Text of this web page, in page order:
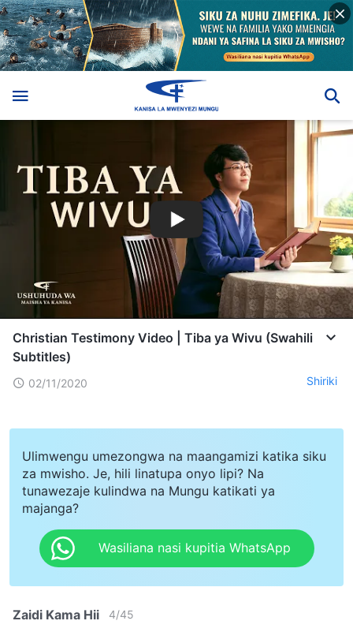
Christian Testimony Video | Tiba ya Wivu (Swahili
Subtitles)
02/11/2020 Shiriki
Ulimwengu umezongwa na maangamizi katika siku
za mwisho. Je, hili linatupa onyo lipi? Na
tunawezaje kulindwa na Mungu katikati ya
majanga?
Wasiliana nasi kupitia WhatsApp
Zaidi Kama Hii 4/45